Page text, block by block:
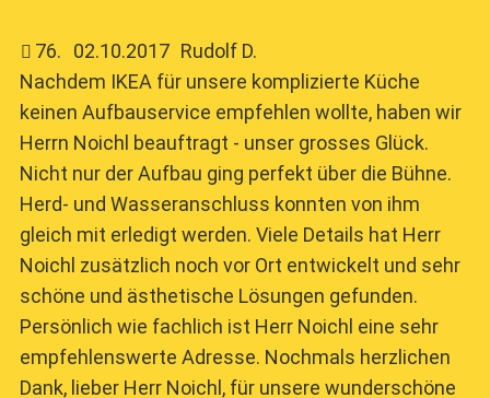
76. 02.10.2017 Rudolf D.
Nachdem IKEA für unsere komplizierte Küche
keinen Aufbauservice empfehlen wollte, haben wir
Herrn Noichl beauftragt - unser grosses Glück.
Nicht nur der Aufbau ging perfekt über die Bühne.
Herd- und Wasseranschluss konnten von ihm
gleich mit erledigt werden. Viele Details hat Herr
Noichl zusätzlich noch vor Ort entwickelt und sehr
schöne und ästhetische Lösungen gefunden.
Persönlich wie fachlich ist Herr Noichl eine sehr
empfehlenswerte Adresse. Nochmals herzlichen
Dank, lieber Herr Noichl, für unsere wunderschöne